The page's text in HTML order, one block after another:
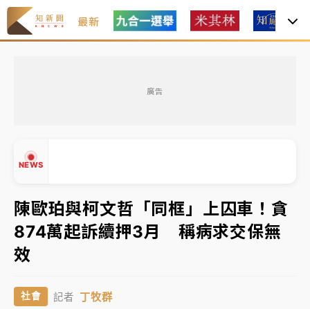
最新
廣告
NEWS
中信慈善基金會想增加董事人數！辜仲諒向法院聲請遭
駁 理由曝光
故宮《龍藏經》特展第2檔！今線上預約開賣一度塞車
周六起展出延長至晚上7時
台東農業處長涉圖利渡假村！東檢抗告成功 今重開羈
押庭
父親節泡湯了！中颱白海豚雨彈轟3天 「紅到發紫」降
雨熱區曝
▼
陳歐珀與柯文哲「同框」上囚車！貪
874萬起訴續押3月 稱病求交保無
效
社會 記者 丁牧群